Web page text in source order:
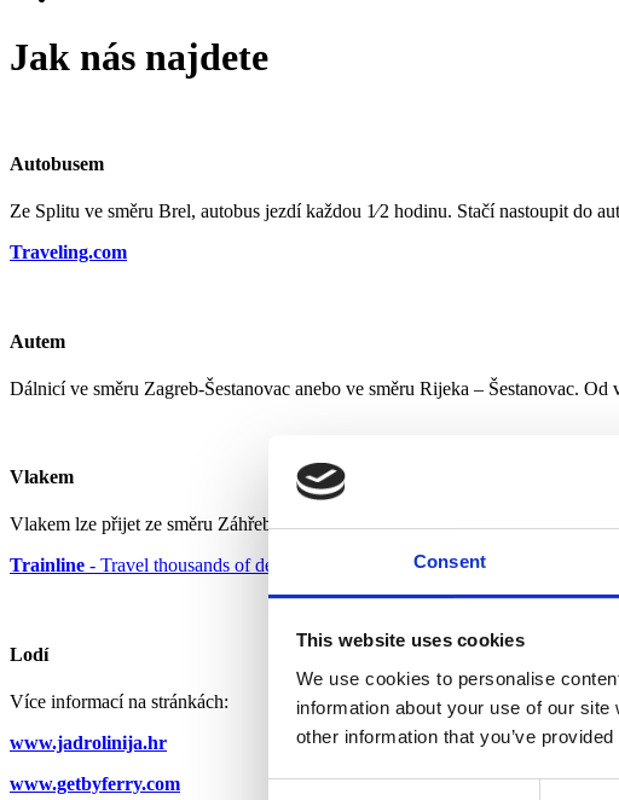
Consent
This website uses cookies
We use cookies to personalise
information about your use of our
other information that you’ve
Jak nás najdete
Autobusem
Ze Splitu ve směru Brel, autobus jezdí každou 1⁄2 hodinu. Stačí nastoupit do
Traveling.com
Autem
Dálnicí ve směru Zagreb-Šestanovac anebo ve směru Rijeka – Šestanovac.
Vlakem
Vlakem lze přijet ze směru Záhřebu nebo Rijeky do Splitu, a poté autobusem
Trainline - Travel thousands of destinations in and across 45 countries
Lodí
Více informací na stránkách:
www.jadrolinija.hr
www.getbyferry.com